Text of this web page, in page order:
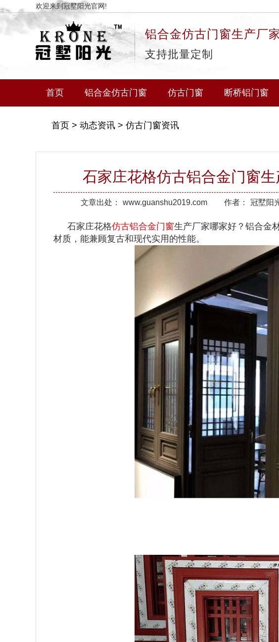
欢迎来到冠墅阳光官网!
铝合金仿古门窗生产厂家
支持批量定制
首页 铝合金仿古门窗 仿古门窗 断桥铝门窗
首页 > 动态资讯 > 仿古门窗资讯
石家庄花格仿古铝合金门窗生
文章出处： www.guanshu2019.com 作者： 冠墅阳
石家庄花格仿古铝合金门窗生产厂家哪家好？铝合金
材质，能兼顾复古和现代实用的性能。